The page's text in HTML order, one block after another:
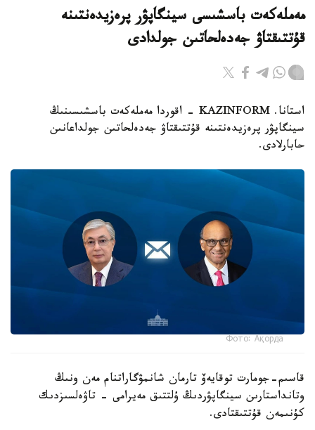
مەملەكەت باسشىسى سينگاپۋر پرەزيدەنتىنە
قۇتتىقتاۋ جەدەلحاتىن جولدادى
استانا. KAZINFORM - اقوردا مەملەكەت باسشىسىنىڭ
سينگاپۋر پرەزيدەنتىنە قۇتتىقتاۋ جەدەلحاتىن جولداعانىن
حابارلادى.
Фото: Ақорда
قاسىم-جومارت توقايەۆ تارمان شانمۋگاراتنام مەن ونىڭ
وتانداستارىن سينگاپۋردىڭ ۇلتتىق مەيرامى - تاۋەلسىزدىك
كۇنىمەن قۇتتىقتادى.